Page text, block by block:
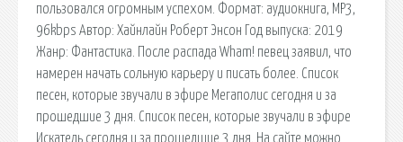
пользовался огромным успехом. Формат: аудиокнига, MP3,
96kbps Автор: Хайнлайн Роберт Энсон Год выпуска: 2019
Жанр: Фантастика. После распада Wham! певец заявил, что
намерен начать сольную карьеру и писать более. Список
песен, которые звучали в эфире Мегаполис сегодня и за
прошедшие 3 дня. Список песен, которые звучали в эфире
Искатель сегодня и за прошедшие 3 дня. На сайте можно